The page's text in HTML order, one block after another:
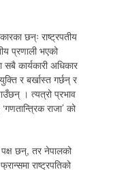
छन्ः राष्ट्रपतीय
प्रणाली भएको
सबै कार्यकारी अधिकार
र बर्खास्त गर्छन् र
। त्यत्रो प्रभाव
राजा’ को
पक्ष छन्, तर नेपालको
राष्ट्रपतिको